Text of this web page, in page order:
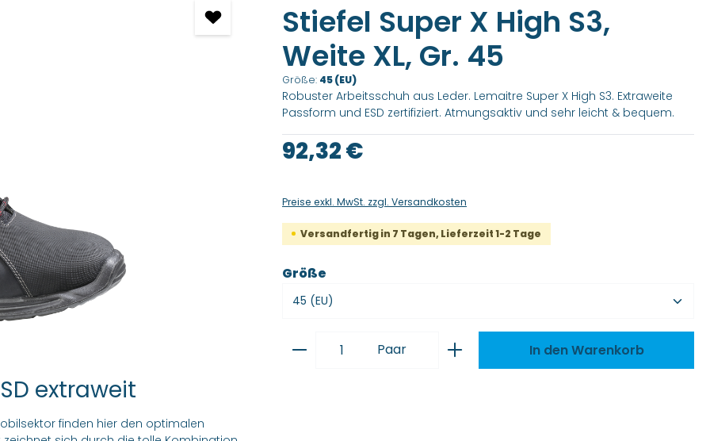
Stiefel Super X High S3,
Weite XL, Gr. 45
Größe: 45 (EU)
Robuster Arbeitsschuh aus Leder. Lemaitre Super X High S3. Extraweite
Passform und ESD zertifiziert. Atmungsaktiv und sehr leicht & bequem.
Regulärer Preis:
92,32 €
Preise exkl. MwSt. zzgl. Versandkosten
Versandfertig in 7 Tagen, Lieferzeit 1-2 Tage
Größe
Produkt Anzahl: Gib den gewünschten
Paar In den Warenkorb
extraweit
finden hier den optimalen